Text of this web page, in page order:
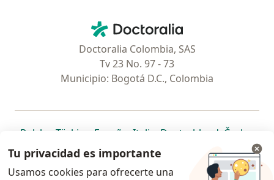
Doctoralia - Página de inicio
Doctoralia Colombia, SAS
Tv 23 No. 97 - 73
Municipio: Bogotá D.C., Colombia
Polska se abre en una nueva pestaña
Türkiye se abre en una nueva pestaña
España se abre en una nueva pestaña
Italia se abre en una nueva
Deutschlandse abre en
Česko
Portugal
se abre en una nueva pestaña
México se abre en una nueva pestaña
Chile se abre en una nueva pestaña
Brasil se abre en una nueva
se abre en
se
se abre en una nueva
Tu privacidad es importante
Usamos cookies para ofrecerte una